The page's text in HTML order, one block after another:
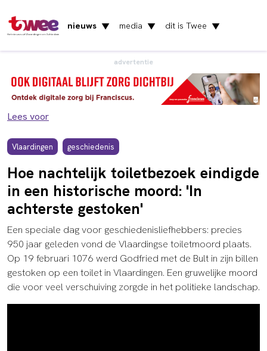
Het nieuws uit Vlaardingen en Schiedam
nieuws ▼ media ▼ dit is Twee ▼
advertentie
Lees voor
Vlaardingen geschiedenis
Hoe nachtelijk toiletbezoek eindigde
in een historische moord: 'In
achterste gestoken'
Een speciale dag voor geschiedenisliefhebbers: precies
950 jaar geleden vond de Vlaardingse toiletmoord plaats.
Op 19 februari 1076 werd Godfried met de Bult in zijn billen
gestoken op een toilet in Vlaardingen. Een gruwelijke moord
die voor veel verschuiving zorgde in het politieke landschap.